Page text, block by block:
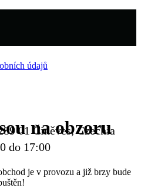
údajů
01 Činěves, Czechia
do 17:00
na obzoru
je v provozu a již brzy bude